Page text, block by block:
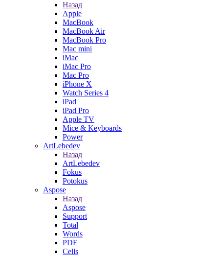
Назад
Apple
MacBook
MacBook Air
MacBook Pro
Mac mini
iMac
iMac Pro
Mac Pro
iPhone X
Watch Series 4
iPad
iPad Pro
Apple TV
Mice & Keyboards
Power
ArtLebedev
Назад
ArtLebedev
Fokus
Potokus
Aspose
Назад
Aspose
Support
Total
Words
PDF
Cells